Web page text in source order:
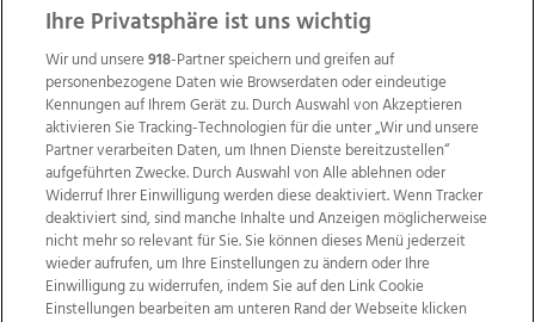
ZUR NACHRICHTENÜBERSICHT
Ihre Privatsphäre ist uns wichtig
Wir und unsere918-Partner speichern und greifen auf
personenbezogene Daten wie Browserdaten oder eindeutige
Kennungen auf Ihrem Gerät zu. Durch Auswahl von Akzeptieren
aktivieren Sie Tracking-Technologien für die unter „Wir und unsere
Partner verarbeiten Daten, um Ihnen Dienste bereitzustellen“
aufgeführten Zwecke. Durch Auswahl von Alle ablehnen oder
Widerruf Ihrer Einwilligung werden diese deaktiviert. Wenn Tracker
deaktiviert sind, sind manche Inhalte und Anzeigen möglicherweise
nicht mehr so relevant für Sie. Sie können dieses Menü jederzeit
wieder aufrufen, um Ihre Einstellungen zu ändern oder Ihre
Einwilligung zu widerrufen, indem Sie auf den Link Cookie
Einstellungen bearbeiten am unteren Rand der Webseite klicken